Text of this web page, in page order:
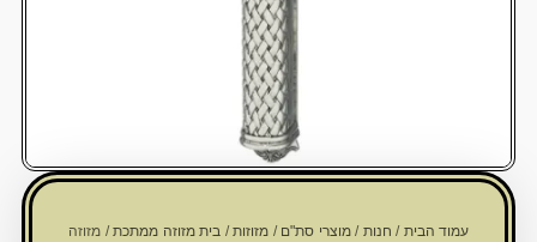
עמוד הבית/חנות/מוצרי סת"ם/מזוזות/בית מזוזה ממתכת/ מזוזה